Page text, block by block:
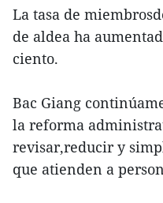
La tasa de
de aldea ha
ciento.
Bac Giang
la reforma
revisar,reducir y
que atienden a